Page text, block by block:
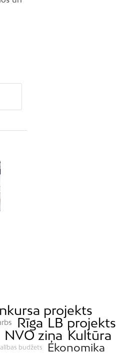
projekts
Rīga LB projekts
NVO ziņa Kultūra
budžets Ekonomika